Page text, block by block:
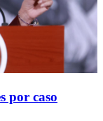
por caso